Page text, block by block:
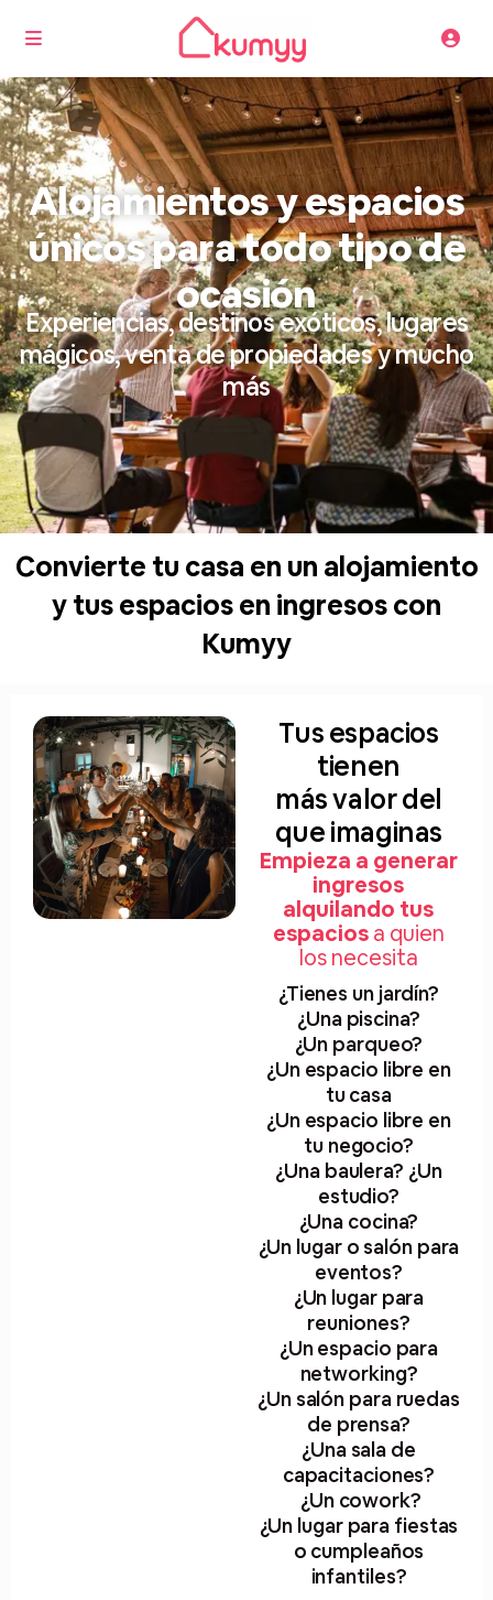
Alojamientos y espacios
únicos para todo tipo de
ocasión
Experiencias, destinos exóticos, lugares
mágicos, venta de propiedades y mucho
más
Convierte tu casa en un alojamiento
y tus espacios en ingresos con
Kumyy
Tus espacios
tienen
más valor del
que imaginas
Empieza a generar
ingresos
alquilando tus
espaciosa quien
los necesita
¿Tienes un jardín?
¿Una piscina?
¿Un parqueo?
¿Un espacio libre en
tu casa
¿Un espacio libre en
tu negocio?
¿Una baulera? ¿Un
estudio?
¿Una cocina?
¿Un lugar o salón para
eventos?
¿Un lugar para
reuniones?
¿Un espacio para
networking?
¿Un salón para ruedas
de prensa?
¿Una sala de
capacitaciones?
¿Un cowork?
¿Un lugar para fiestas
o cumpleaños
infantiles?